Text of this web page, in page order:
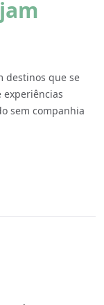
destinos que se
sem companhia